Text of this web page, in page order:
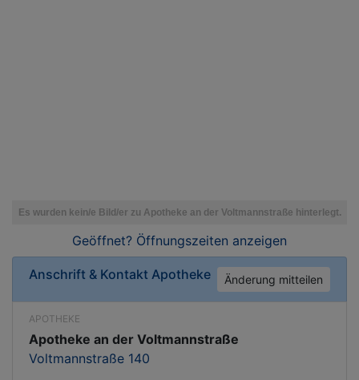
Geöffnet? Öffnungszeiten anzeigen
Anschrift & Kontakt Apotheke Änderung mitteilen
APOTHEKE
Apotheke an der Voltmannstraße
Voltmannstraße 140